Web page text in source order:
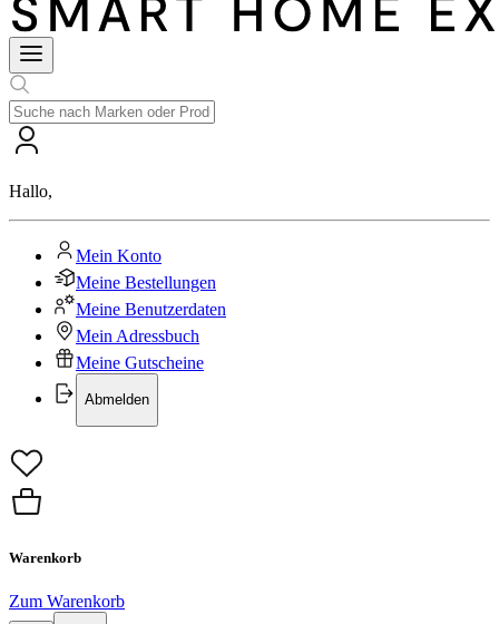
Hallo,
Mein Konto
Meine Bestellungen
Meine Benutzerdaten
Mein Adressbuch
Meine Gutscheine
Abmelden
Warenkorb
Zum Warenkorb